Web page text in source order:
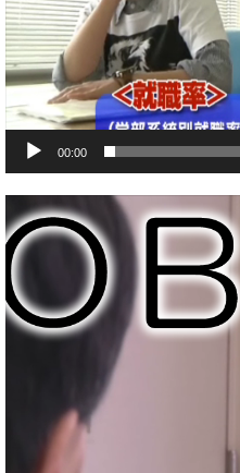
00:00
画
プ
レ
ー
ヤ
ー